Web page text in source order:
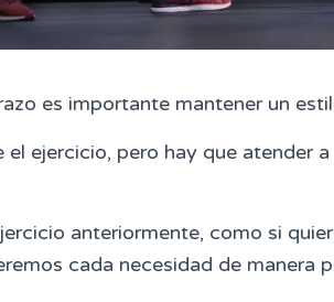
es importante mantener un
el ejercicio, pero hay que atender
anteriormente, como si
cada necesidad de manera